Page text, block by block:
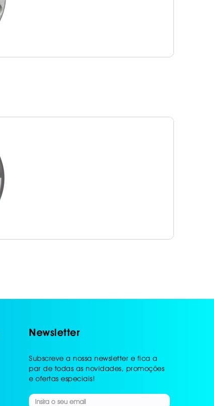
Newsletter
Subscreve a nossa newsletter e fica a
par de todas as novidades, promoções
e ofertas especiais!